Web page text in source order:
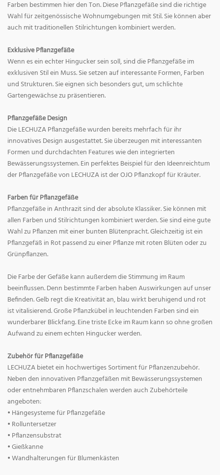
Farben bestimmen hier den Ton. Diese Pflanzgefäße sind die richtige
Wahl für zeitgenössische Wohnumgebungen mit Stil. Sie können aber
auch mit traditionellen Stilrichtungen kombiniert werden.
Exklusive Pflanzgefäße
Wenn es ein echter Hingucker sein soll, sind die Pflanzgefäße im
exklusiven Stil ein Muss. Sie setzen auf interessante Formen, Farben
und Strukturen. Sie eignen sich besonders gut, um schlichte
Gartengewächse zu präsentieren.
Pflanzgefäße Design
Die LECHUZA Pflanzgefäße wurden bereits mehrfach für ihr
innovatives Design ausgestattet. Sie überzeugen mit interessanten
Formen und durchdachten Features wie den integrierten
Bewässerungssystemen. Ein perfektes Beispiel für den Ideenreichtum
der Pflanzgefäße von LECHUZA ist der OJO Pflanzkopf für Kräuter.
Farben für Pflanzgefäße
Pflanzgefäße in Anthrazit sind der absolute Klassiker. Sie können mit
allen Farben und Stilrichtungen kombiniert werden. Sie sind eine gute
Wahl zu Pflanzen mit einer bunten Blütenpracht. Gleichzeitig ist ein
Pflanzgefäß in Rot passend zu einer Pflanze mit roten Blüten oder zu
Grünpflanzen.
Die Farbe der Gefäße kann außerdem die Stimmung im Raum
beeinflussen. Denn bestimmte Farben haben Auswirkungen auf unser
Befinden. Gelb regt die Kreativität an, blau wirkt beruhigend und rot
ist vitalisierend. Große Pflanzkübel in leuchtenden Farben sind ein
wunderbarer Blickfang. Eine triste Ecke im Raum kann so ohne großen
Aufwand zu einem echten Hingucker werden.
Zubehör für Pflanzgefäße
LECHUZA bietet ein hochwertiges Sortiment für Pflanzenzubehör.
Neben den innovativen Pflanzgefäßen mit Bewässerungssystemen
oder entnehmbaren Pflanzschalen werden auch Zubehörteile
angeboten:
• Hängesysteme für Pflanzgefäße
• Rolluntersetzer
• Pflanzensubstrat
• Gießkanne
• Wandhalterungen für Blumenkästen